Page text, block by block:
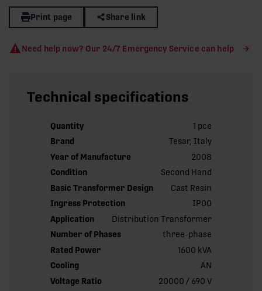
Print page Share link
Need help now? Our 24/7 Emergency Service can help
Technical specifications
Quantity
1 pce
Brand
Tesar, Italy
Year of Manufacture
2008
Condition
Second Hand
Basic Transformer Design
Cast Resin
Ingress Protection
IP00
Application
Distribution Transformer
Number of Phases
three-phase
Rated Power
1600 kVA
Cooling
AN
Voltage Ratio
20000 / 690 V